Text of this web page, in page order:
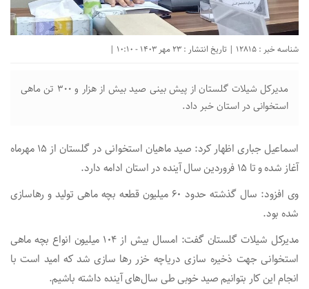
شناسه خبر : 12815 | تاریخ انتشار : 23 مهر 1403 - 10:10 |
مدیرکل شیلات گلستان از پیش بینی صید بیش از هزار و ۳۰۰ تن ماهی
استخوانی در استان خبر داد.
اسماعیل جباری اظهار کرد: صید ماهیان استخوانی در گلستان از ۱۵ مهرماه
آغاز شده و تا ۱۵ فروردین سال آینده در استان ادامه دارد.
وی افزود: سال گذشته حدود ۶۰ میلیون قطعه بچه ماهی تولید و رهاسازی
شده بود.
مدیرکل شیلات گلستان گفت: امسال بیش از ۱۰۴ میلیون انواع بچه ماهی
استخوانی جهت ذخیره سازی دریاچه خزر رها سازی شد که امید است با
انجام این کار بتوانیم صید خوبی طی سال‌های آینده داشته باشیم.